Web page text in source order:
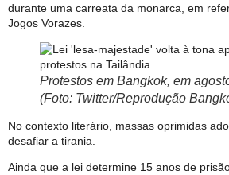
durante uma carreata da monarca, em
Jogos Vorazes.
Protestos em Bangkok, em
(Foto: Twitter/Reprodução
No contexto literário, massas oprimidas
desafiar a tirania.
Ainda que a lei determine 15 anos de